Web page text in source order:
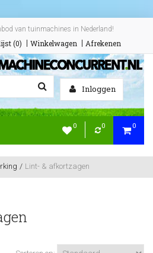
van tuinmachines in Nederland!
(0) Winkelwagen Afrekenen
Inloggen
0 0 0
Lint- & afkortzagen